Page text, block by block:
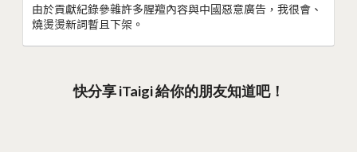
由於貢獻紀錄參雜許多腥羶內容與中國惡意廣告，我很會、
燒燙燙新詞暫且下架。
快分享 iTaigi 給你的朋友知道吧！